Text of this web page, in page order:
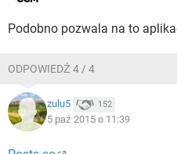
Podobno pozwala na to
ODPOWIEDŹ 4 / 4
zulu5 152
5 paź 2015 o 11:39